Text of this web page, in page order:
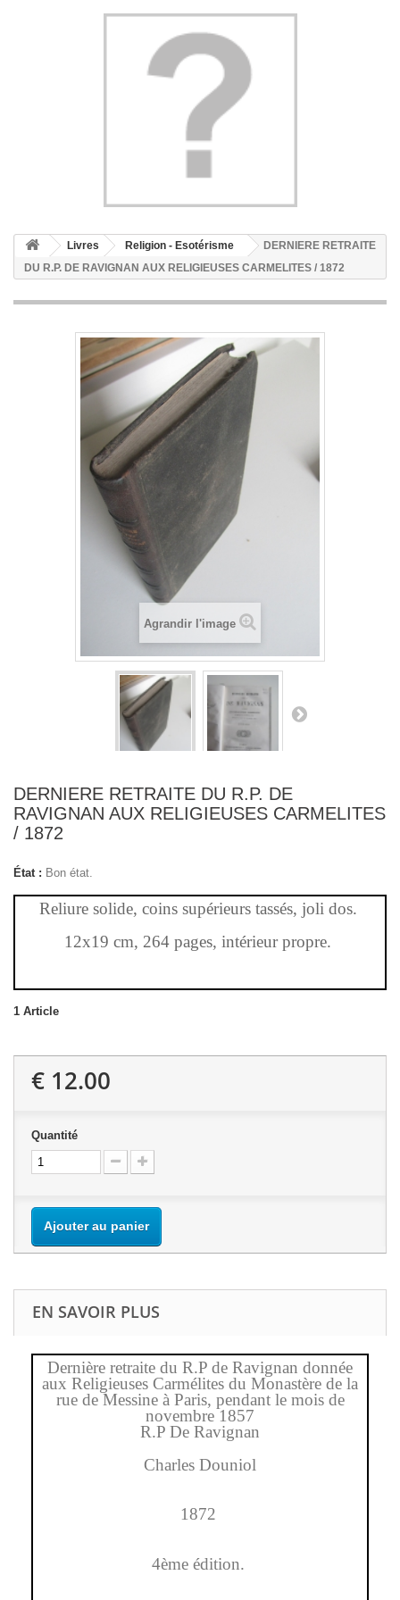
Livres Religion - Esotérisme
DERNIERE RETRAITE
DU R.P. DE RAVIGNAN AUX RELIGIEUSES CARMELITES / 1872
Agrandir l'image
DERNIERE RETRAITE DU R.P. DE
RAVIGNAN AUX RELIGIEUSES CARMELITES
/ 1872
État : Bon état.
Reliure solide, coins supérieurs tassés, joli dos.
12x19 cm, 264 pages, intérieur propre.
1 Article
€ 12.00
Quantité
Ajouter au panier
EN SAVOIR PLUS
Dernière retraite du R.P de Ravignan donnée
aux Religieuses Carmélites du Monastère de la
rue de Messine à Paris, pendant le mois de
novembre 1857
R.P De Ravignan
Charles Douniol
1872
4ème édition.